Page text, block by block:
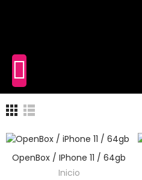
OpenBox / IPhone 11 / 64gb
Inicio